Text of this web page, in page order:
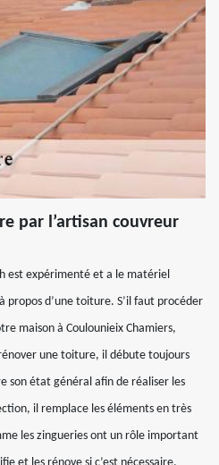
par l’artisan couvreur
est expérimenté et a le matériel
propos d’une toiture. S’il faut procéder
maison à Coulounieix Chamiers,
une toiture, il débute toujours
son état général afin de réaliser les
il remplace les éléments en très
les zingueries ont un rôle important